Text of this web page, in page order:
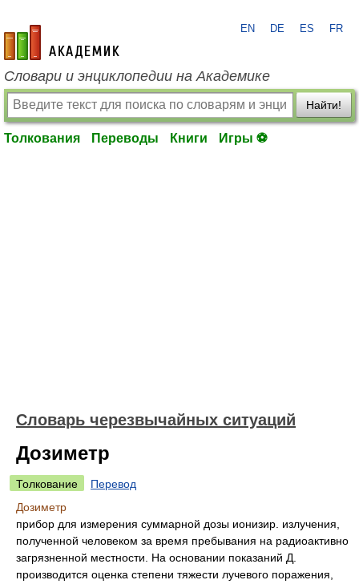
academic.ru
EN DE ES FR
Словари и энциклопедии на Академике
Найти!
Толкования Переводы Книги Игры ⚽
Словарь черезвычайных ситуаций
Дозиметр
Толкование
Перевод
Дозиметр
прибор для измерения суммарной дозы ионизир. излучения,
полученной человеком за время пребывания на радиоактивно
загрязненной местности. На основании показаний Д.
производится оценка степени тяжести лучевого поражения,